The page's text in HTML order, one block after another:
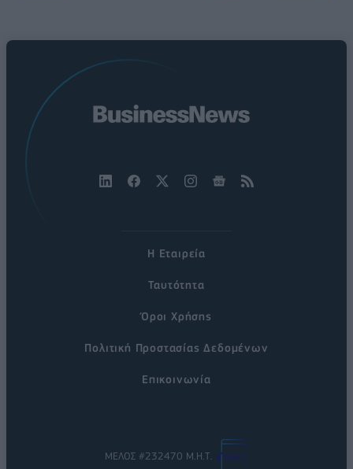
Η Εταιρεία
Ταυτότητα
Όροι Χρήσης
Πολιτική Προστασίας Δεδομένων
Επικοινωνία
ΜΕΛΟΣ #232470 Μ.Η.Τ.